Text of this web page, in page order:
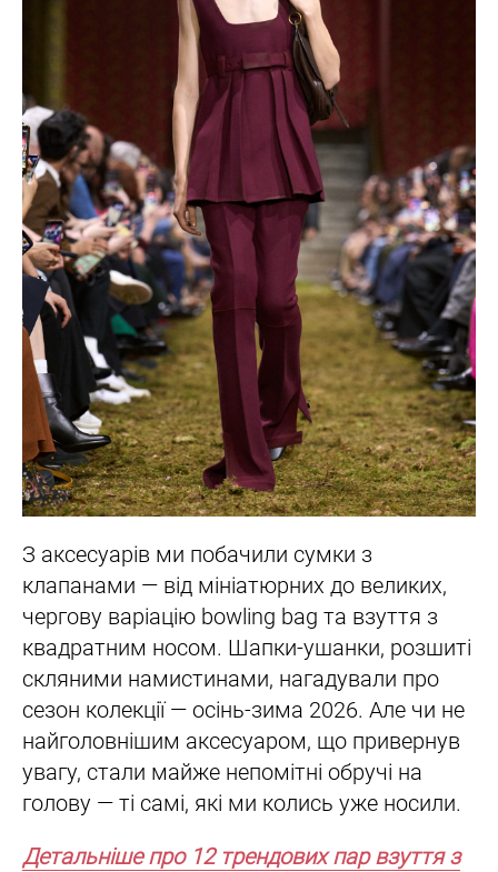
З аксесуарів ми побачили сумки з
клапанами — від мініатюрних до великих,
чергову варіацію bowling bag та взуття з
квадратним носом. Шапки-ушанки, розшиті
скляними намистинами, нагадували про
сезон колекції — осінь-зима 2026. Але чи не
найголовнішим аксесуаром, що привернув
увагу, стали майже непомітні обручі на
голову — ті самі, які ми колись уже носили.
Детальніше про 12 трендових пар взуття з